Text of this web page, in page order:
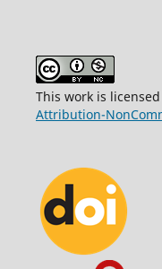
This work is
Attribution-